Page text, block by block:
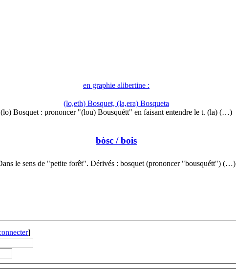
en graphie alibertine :
(lo,eth) Bosquet, (la,era) Bosqueta
(lo) Bosquet : prononcer "(lou) Bousquétt" en faisant entendre le t. (la) (…)
bòsc / bois
le sens de "petite forêt". Dérivés : bosquet (prononcer "bousquétt") (…)
]